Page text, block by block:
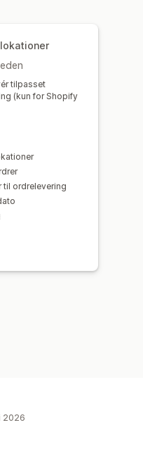
tilpasset
(kun for Shopify
ordrelevering
2026